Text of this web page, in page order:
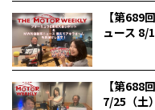
【第689
ュース 8/
【第688
7/25（土